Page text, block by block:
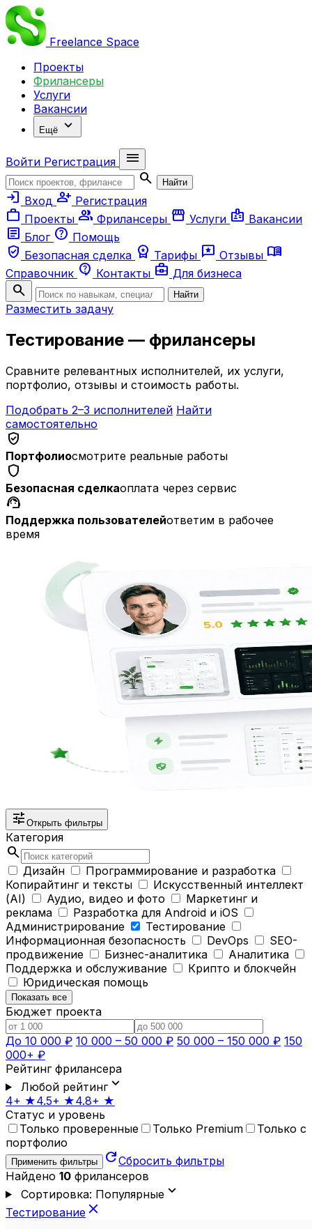
Freelance Space
Проекты
Фрилансеры
Услуги
Вакансии
Ещё expand_more
Войти Регистрация
menu
search
Найти
login Вход person_add Регистрация
work Проекты group Фрилансеры storefront Услуги badge Вакансии
article Блог help Помощь
verified_user Безопасная сделка workspace_premium Тарифы reviews Отзывы menu_book
Справочник contact_support Контакты business_center Для бизнеса
search Найти
Разместить задачу
Тестирование — фрилансеры
Сравните релевантных исполнителей, их услуги,
портфолио, отзывы и стоимость работы.
Подобрать 2–3 исполнителей Найти
самостоятельно
verified_user
Портфолиосмотрите реальные работы
shield
Безопасная сделкаоплата через сервис
support_agent
Поддержка пользователейответим в рабочее
время
tune Открыть фильтры
Категория
search
Дизайн
Программирование и разработка
Копирайтинг и тексты
Искусственный интеллект
(AI)
Аудио, видео и фото
Маркетинг и
реклама
Разработка для Android и iOS
Администрирование
Тестирование
Информационная безопасность
DevOps
SEO-
продвижение
Бизнес-аналитика
Аналитика
Поддержка и обслуживание
Крипто и блокчейн
Юридическая помощь
Показать все
Бюджет проекта
До 10 000 ₽ 10 000 – 50 000 ₽ 50 000 – 150 000 ₽ 150
000+ ₽
Рейтинг фрилансера
Любой рейтингexpand_more
4+ ★4.5+ ★4.8+ ★
Статус и уровень
Только проверенные
Только Premium
Только с
портфолио
Применить фильтры refreshСбросить фильтры
Найдено 10 фрилансеров
Сортировка: Популярныеexpand_more
Тестирование close